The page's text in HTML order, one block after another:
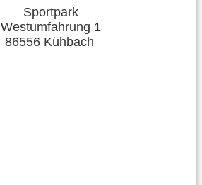
Sportpark
Westumfahrung 1
86556 Kühbach